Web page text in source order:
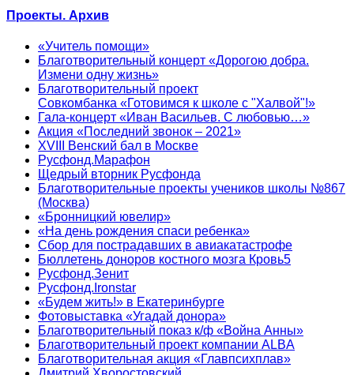
Проекты. Архив
«Учитель помощи»
Благотворительный концерт «Дорогою добра.
Измени одну жизнь»
Благотворительный проект
Совкомбанка «Готовимся к школе с "Халвой"!»
Гала-концерт «Иван Васильев. С любовью…»
Акция «Последний звонок – 2021»
XVIII Венский бал в Москве
Русфонд.Марафон
Щедрый вторник Русфонда
Благотворительные проекты учеников школы №867
(Москва)
«Бронницкий ювелир»
«На день рождения спаси ребенка»
Сбор для пострадавших в авиакатастрофе
Бюллетень доноров костного мозга Кровь5
Русфонд.Зенит
Русфонд.Ironstar
«Будем жить!» в Екатеринбурге
Фотовыставка «Угадай донора»
Благотворительный показ к/ф «Война Анны»
Благотворительный проект компании ALBA
Благотворительная акция «Главпсихплав»